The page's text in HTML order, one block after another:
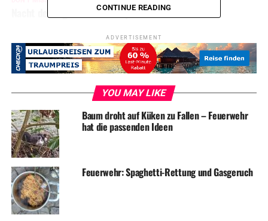
Nacht der Jugendkultur: Rap meets Rock
CONTINUE READING
ADVERTISEMENT
YOU MAY LIKE
Baum droht auf Küken zu Fallen – Feuerwehr
hat die passenden Ideen
Feuerwehr: Spaghetti-Rettung und Gasgeruch